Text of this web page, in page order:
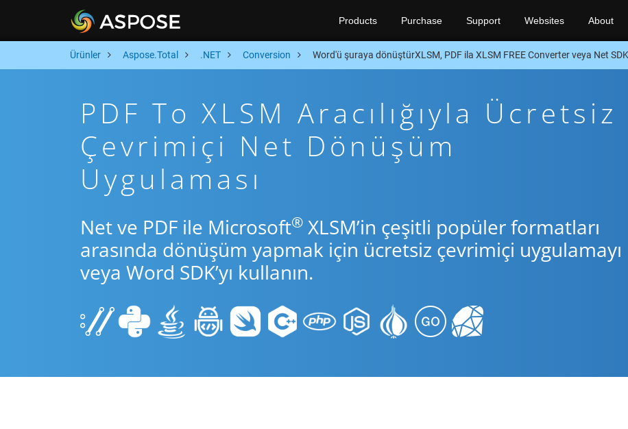
Products Purchase Support Websites About
Ürünler Aspose.Total .NET Conversion Word'ü şuraya dönüştürXLSM, PDF ila XLSM FREE Converter veya Net SDK
PDF To XLSM Aracılığıyla Ücretsiz
Çevrimiçi Net Dönüşüm
Uygulaması
Net ve PDF ile Microsoft® XLSM’in çeşitli popüler formatları
arasında dönüşüm yapmak için ücretsiz çevrimiçi uygulamayı
veya Word SDK’yı kullanın.